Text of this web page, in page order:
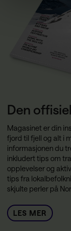
Den
Magasinet er din
fjord til fjell og alt i
informasjonen du
inkludert tips om
opplevelser og
tips fra
skjulte perler på
LES MER